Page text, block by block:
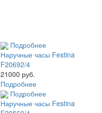
Подробнее
Наручные часы Festina
F20692/4
21000 руб.
Подробнее
Подробнее
Наручные часы Festina